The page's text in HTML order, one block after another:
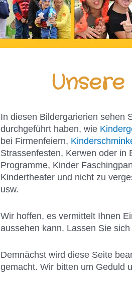
In diesen Bildergarierien sehen
durchgeführt haben, wie
bei Firmenfeiern,
Strassenfesten, Kerwen oder in
Programme, Kinder
Kindertheater und nicht zu
usw.
Wir hoffen, es vermittelt Ihnen
aussehen kann. Lassen Sie
Demnächst wird diese Seite
gemacht. Wir bitten um Geduld